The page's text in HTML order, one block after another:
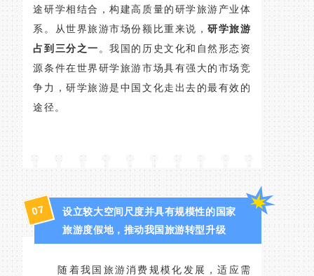
途研学相结合，构建高质量的研学旅游产业体
系。从世界旅游市场份额比重来说，研学旅游
占到三分之一。我国的历史文化和自然形态资
源条件在世界研学旅游市场具有强大的市场竞
争力，研学旅游是中国文化走出去的最有效的
途径。
07
设立较大空间尺度并具有规模性的国家
旅游度假地，推动我国旅游转型升级
随着我国旅游消费规模化发展，适应需